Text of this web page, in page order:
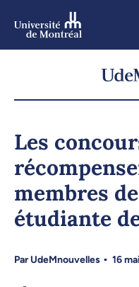
Les
membres
étudiante
ParUdeMnouvelles 16